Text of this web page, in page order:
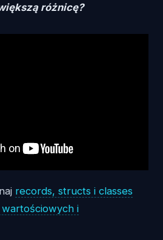
różnicę?
records, structs i classes
i